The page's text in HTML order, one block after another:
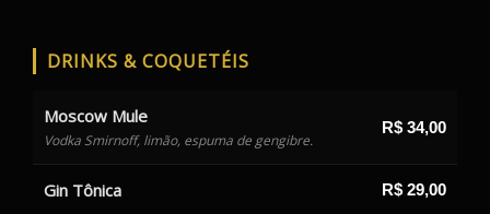
DRINKS & COQUETÉIS
Moscow Mule
Vodka Smirnoff, limão, espuma de gengibre.
R$ 34,00
Gin Tônica R$ 29,00